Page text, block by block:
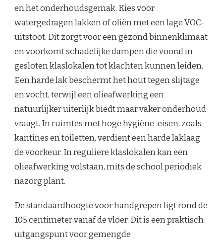
en het onderhoudsgemak. Kies voor
watergedragen lakken of oliën met een lage VOC-
uitstoot. Dit zorgt voor een gezond binnenklimaat
en voorkomt schadelijke dampen die vooral in
gesloten klaslokalen tot klachten kunnen leiden.
Een harde lak beschermt het hout tegen slijtage
en vocht, terwijl een olieafwerking een
natuurlijker uiterlijk biedt maar vaker onderhoud
vraagt. In ruimtes met hoge hygiëne-eisen, zoals
kantines en toiletten, verdient een harde laklaag
de voorkeur. In reguliere klaslokalen kan een
olieafwerking volstaan, mits de school periodiek
nazorg plant.
De standaardhoogte voor handgrepen ligt rond de
105 centimeter vanaf de vloer. Dit is een praktisch
uitgangspunt voor gemengde